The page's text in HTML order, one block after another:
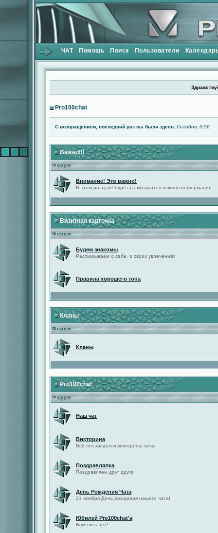
ЧАТ Помощь Поиск Пользователи
Pro100chat
С возвращением, последний раз вы были здесь: Сегодня, 0:56
Важно!!!
Форум
Внимание! Это важно!
В этом разделе будет размещаться важная информация.
Визитная карточка
Форум
Будем знакомы
Рассказываем о себе, о своих увлечениях
Правила хорошего тона
Кланы
Форум
Кланы
Pro100chat
Форум
Наш чат
Викторина
Всё что касается викторины чата
Поздравлялка
Поздравляем друг друга
День Рождения Чата
21 ноября День рождения нашего чата!
Юбилей Pro100chat'а
Нам пять лет!